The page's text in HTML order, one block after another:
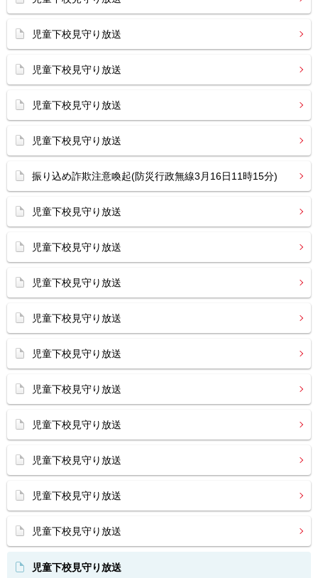
児童下校見守り放送
児童下校見守り放送
児童下校見守り放送
児童下校見守り放送
振り込め詐欺注意喚起(防災行政無線3月16日11時15分)
児童下校見守り放送
児童下校見守り放送
児童下校見守り放送
児童下校見守り放送
児童下校見守り放送
児童下校見守り放送
児童下校見守り放送
児童下校見守り放送
児童下校見守り放送
児童下校見守り放送
児童下校見守り放送